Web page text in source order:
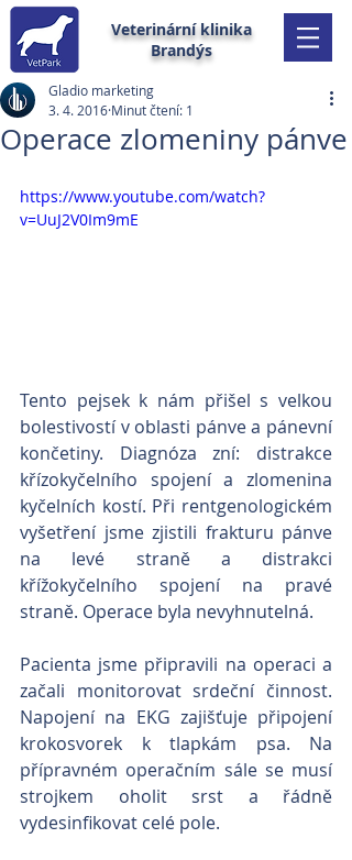
Veterinární klinika
Brandýs
Operace zlomeniny pánve
Gladio marketing
3. 4. 2016 Minut čtení: 1
https://www.youtube.com/watch?
v=UuJ2V0Im9mE
Tento pejsek k nám přišel s velkou
bolestivostí v oblasti pánve a pánevní
končetiny. Diagnóza zní: distrakce
křízokyčelního spojení a zlomenina
kyčelních kostí. Při rentgenologickém
vyšetření jsme zjistili frakturu pánve
na levé straně a distrakci
křížokyčelního spojení na pravé
straně. Operace byla nevyhnutelná.
Pacienta jsme připravili na operaci a
začali monitorovat srdeční činnost.
Napojení na EKG zajišťuje připojení
krokosvorek k tlapkám psa. Na
přípravném operačním sále se musí
strojkem oholit srst a řádně
vydesinfikovat celé pole.